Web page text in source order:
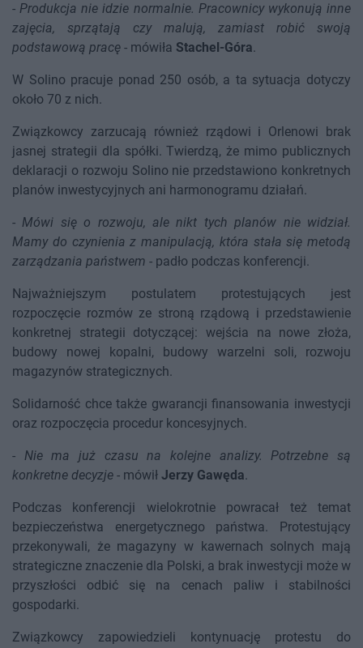
-Produkcja nie idzie normalnie. Pracownicy wykonują inne
zajęcia, sprzątają czy malują, zamiast robić swoją
podstawową pracę - mówiła Stachel-Góra.
W Solino pracuje ponad 250 osób, a ta sytuacja dotyczy
około 70 z nich.
Związkowcy zarzucają również rządowi i Orlenowi brak
jasnej strategii dla spółki. Twierdzą, że mimo publicznych
deklaracji o rozwoju Solino nie przedstawiono konkretnych
planów inwestycyjnych ani harmonogramu działań.
-Mówi się o rozwoju, ale nikt tych planów nie widział.
Mamy do czynienia z manipulacją, która stała się metodą
zarządzania państwem - padło podczas konferencji.
Najważniejszym postulatem protestujących jest
rozpoczęcie rozmów ze stroną rządową i przedstawienie
konkretnej strategii dotyczącej: wejścia na nowe złoża,
budowy nowej kopalni, budowy warzelni soli, rozwoju
magazynów strategicznych.
Solidarność chce także gwarancji finansowania inwestycji
oraz rozpoczęcia procedur koncesyjnych.
- Nie ma już czasu na kolejne analizy. Potrzebne są
konkretne decyzje - mówił Jerzy Gawęda.
Podczas konferencji wielokrotnie powracał też temat
bezpieczeństwa energetycznego państwa. Protestujący
przekonywali, że magazyny w kawernach solnych mają
strategiczne znaczenie dla Polski, a brak inwestycji może w
przyszłości odbić się na cenach paliw i stabilności
gospodarki.
Związkowcy zapowiedzieli kontynuację protestu do